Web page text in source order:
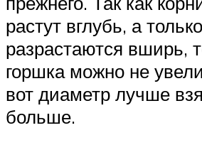
растут вглубь, а только
разрастаются вширь,
горшка можно не
вот диаметр лучше
больше.